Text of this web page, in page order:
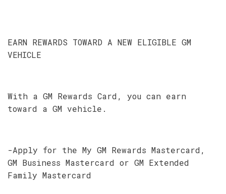
EARN REWARDS TOWARD A NEW ELIGIBLE GM
VEHICLE
With a GM Rewards Card, you can earn
toward a GM vehicle.
-Apply for the My GM Rewards Mastercard,
GM Business Mastercard or GM Extended
Family Mastercard